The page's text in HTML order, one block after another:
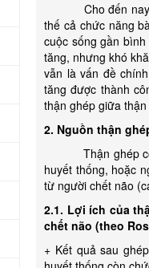
Cho đến nay,
thế cả chức năng
cuộc sống gần
tăng, nhưng khó
vẫn là vấn đề
tăng được thành
thận ghép giữa
2. Nguồn thận
Thận ghép có
huyết thống, hoặc
từ người chết não
2.1. Lợi ích của
chết não (theo
+ Kết quả sau